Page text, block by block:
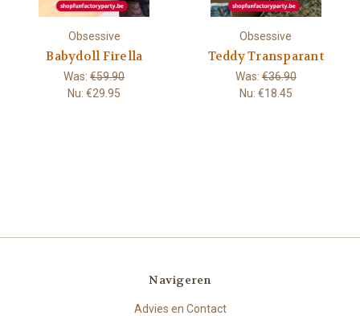
Obsessive
Babydoll Firella
Was:€59.90
Nu:€29.95
Obsessive
Teddy Transparant
Was:€36.90
Nu: €18.45
Navigeren
Advies en Contact